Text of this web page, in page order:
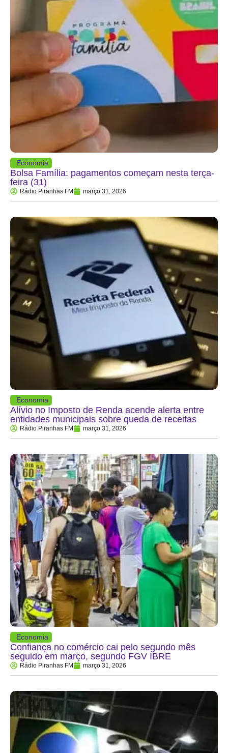
Economia
Bolsa Família: pagamentos começam nesta terça-
feira (31)
Rádio Piranhas FM março 31, 2026
Economia
Alívio no Imposto de Renda acende alerta entre
entidades municipais sobre queda de receitas
Rádio Piranhas FM março 31, 2026
Economia
Confiança no comércio cai pelo segundo mês
seguido em março, segundo FGV IBRE
Rádio Piranhas FM março 31, 2026